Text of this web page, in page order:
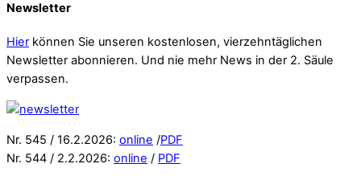
Newsletter
Hier können Sie unseren kostenlosen, vierzehntäglichen
Newsletter abonnieren. Und nie mehr News in der 2. Säule
verpassen.
Nr. 545 / 16.2.2026: online /PDF
Nr. 544 / 2.2.2026: online / PDF